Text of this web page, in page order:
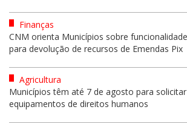
Finanças
CNM orienta Municípios sobre
para devolução de recursos de Emendas Pix
Agricultura
Municípios têm até 7 de agosto para
equipamentos de direitos humanos